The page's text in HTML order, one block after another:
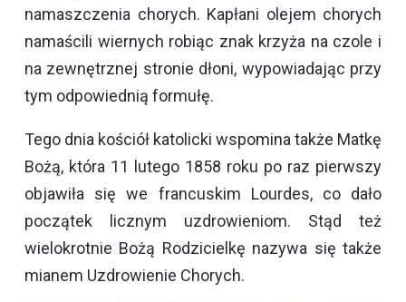
namaszczenia chorych. Kapłani olejem chorych
namaścili wiernych robiąc znak krzyża na czole i
na zewnętrznej stronie dłoni, wypowiadając przy
tym odpowiednią formułę.
Tego dnia kościół katolicki wspomina także Matkę
Bożą, która 11 lutego 1858 roku po raz pierwszy
objawiła się we francuskim Lourdes, co dało
początek licznym uzdrowieniom. Stąd też
wielokrotnie Bożą Rodzicielkę nazywa się także
mianem Uzdrowienie Chorych.